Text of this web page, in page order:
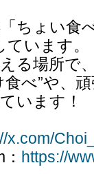
ちょい食
います。
る場所で
べ”や、
います！
x.com/
https://